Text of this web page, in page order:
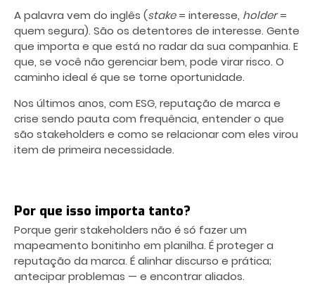
A palavra vem do inglês (stake= interesse, holder=
quem segura). São os detentores de interesse. Gente
que importa e que está no radar da sua companhia. E
que, se você não gerenciar bem, pode virar risco. O
caminho ideal é que se torne oportunidade.
Nos últimos anos, com ESG, reputação de marca e
crise sendo pauta com frequência, entender o que
são stakeholders e como se relacionar com eles virou
item de primeira necessidade.
Por que isso importa tanto?
Porque gerir stakeholders não é só fazer um
mapeamento bonitinho em planilha. É proteger a
reputação da marca. É alinhar discurso e prática;
antecipar problemas — e encontrar aliados.